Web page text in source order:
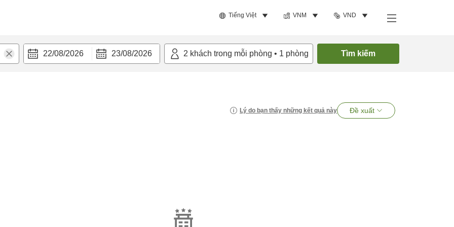
Tiếng Việt VNM VND
22/08/2026 23/08/2026 2 khách trong mỗi phòng • 1 phòng Tìm kiếm
Lý do bạn thấy những kết quả này Đề xuất